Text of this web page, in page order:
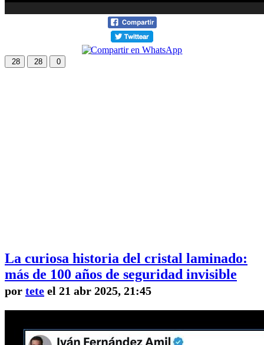
28 28 0
La curiosa historia del cristal laminado:
más de 100 años de seguridad invisible
por tete el 21 abr 2025, 21:45